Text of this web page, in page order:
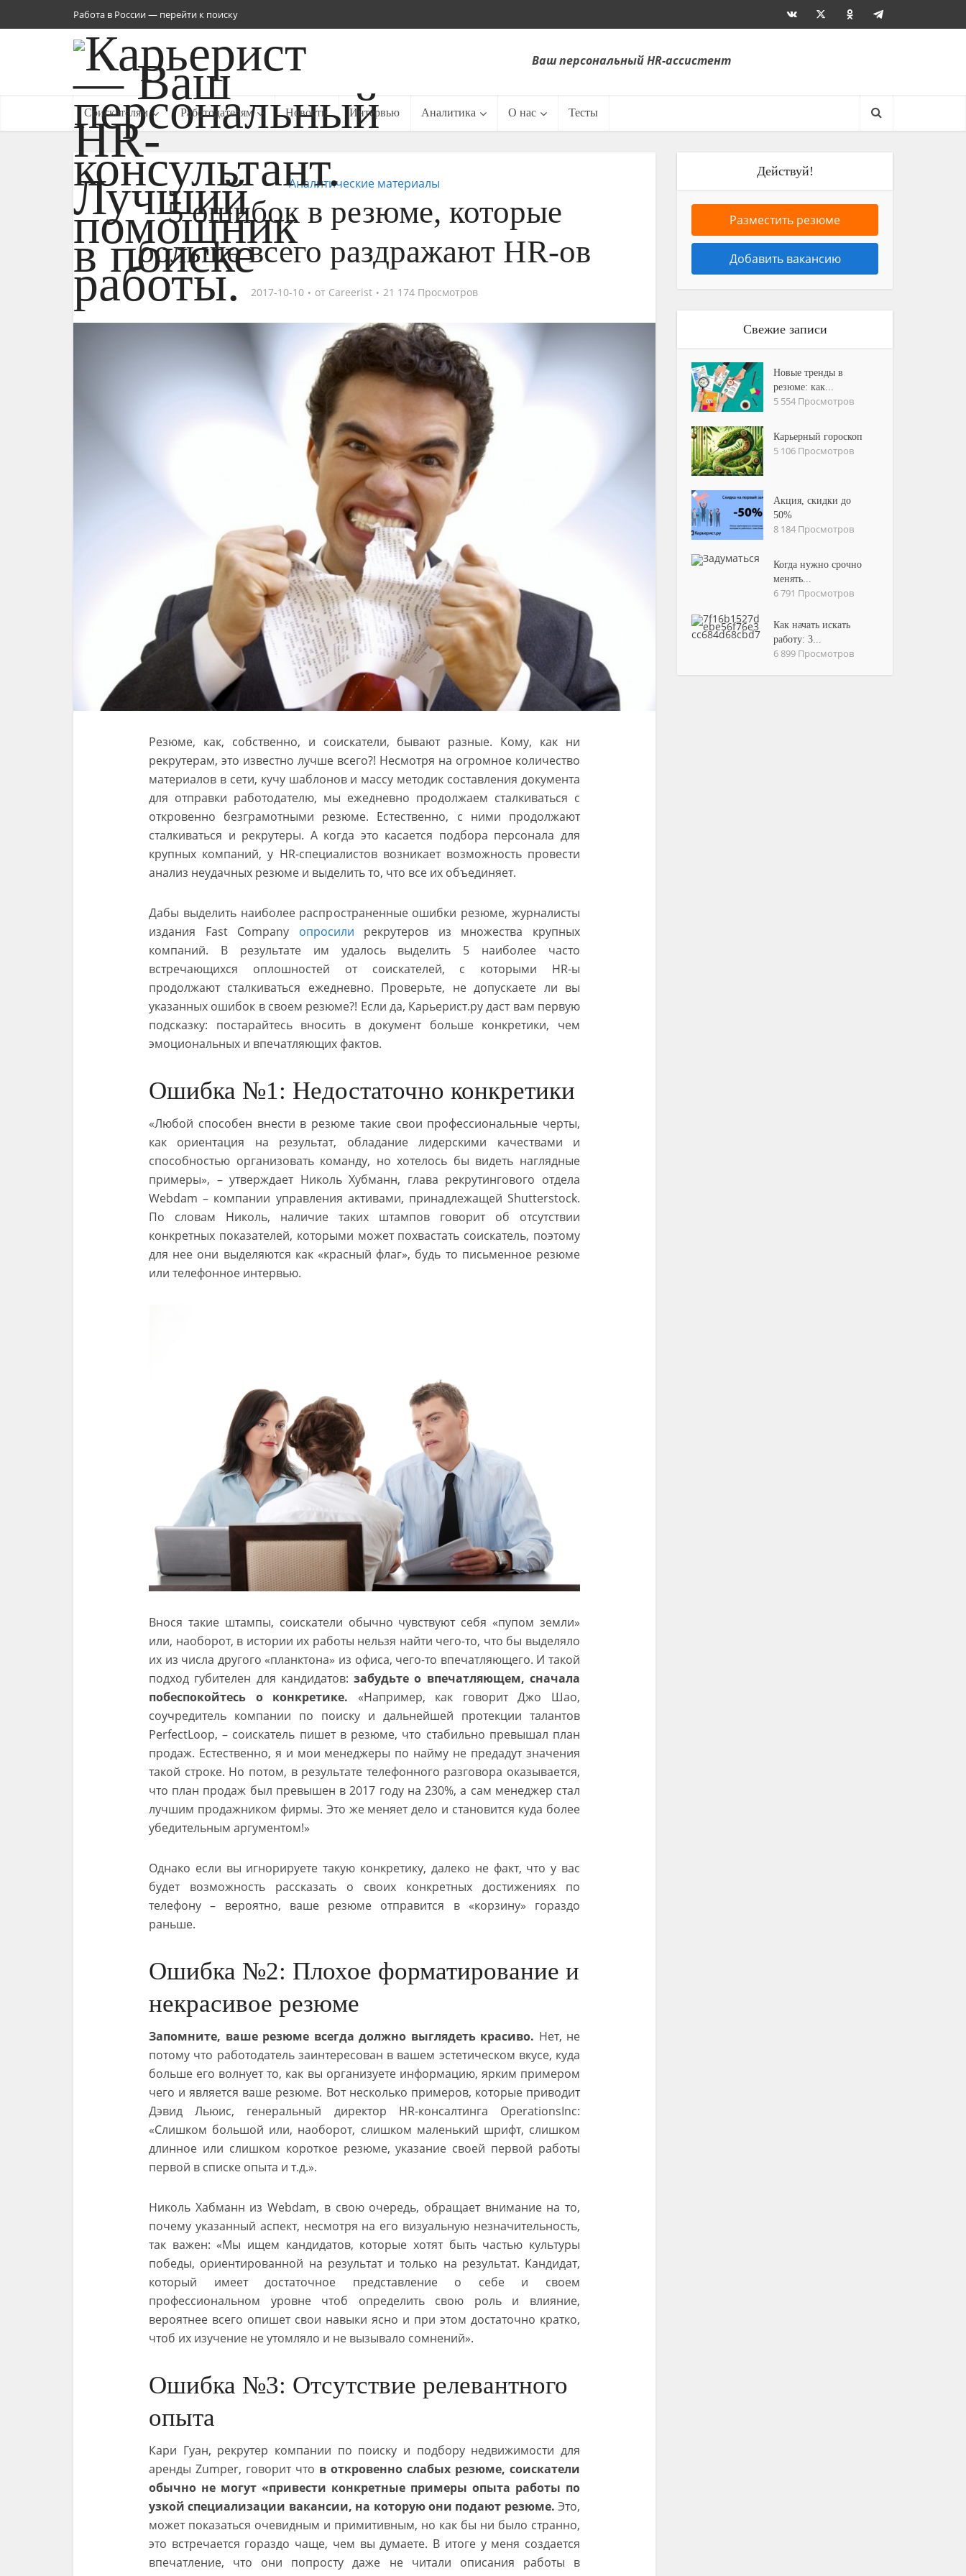
Работа в России — перейти к поиску
Ваш персональный HR-ассистент
Соискателям Работодателям Новости Интервью Аналитика О нас Тесты
Аналитические материалы
5 ошибок в резюме, которые
больше всего раздражают HR-ов
2017-10-10 от Careerist 21 174 Просмотров
Резюме, как, собственно, и соискатели, бывают разные. Кому, как ни
рекрутерам, это известно лучше всего?! Несмотря на огромное количество
материалов в сети, кучу шаблонов и массу методик составления документа
для отправки работодателю, мы ежедневно продолжаем сталкиваться с
откровенно безграмотными резюме. Естественно, с ними продолжают
сталкиваться и рекрутеры. А когда это касается подбора персонала для
крупных компаний, у HR-специалистов возникает возможность провести
анализ неудачных резюме и выделить то, что все их объединяет.
Дабы выделить наиболее распространенные ошибки резюме, журналисты
издания Fast Company опросили рекрутеров из множества крупных
компаний. В результате им удалось выделить 5 наиболее часто
встречающихся оплошностей от соискателей, с которыми HR-ы
продолжают сталкиваться ежедневно. Проверьте, не допускаете ли вы
указанных ошибок в своем резюме?! Если да, Карьерист.ру даст вам первую
подсказку: постарайтесь вносить в документ больше конкретики, чем
эмоциональных и впечатляющих фактов.
Ошибка №1: Недостаточно конкретики
«Любой способен внести в резюме такие свои профессиональные черты,
как ориентация на результат, обладание лидерскими качествами и
способностью организовать команду, но хотелось бы видеть наглядные
примеры», – утверждает Николь Хубманн, глава рекрутингового отдела
Webdam – компании управления активами, принадлежащей Shutterstock.
По словам Николь, наличие таких штампов говорит об отсутствии
конкретных показателей, которыми может похвастать соискатель, поэтому
для нее они выделяются как «красный флаг», будь то письменное резюме
или телефонное интервью.
Внося такие штампы, соискатели обычно чувствуют себя «пупом земли»
или, наоборот, в истории их работы нельзя найти чего-то, что бы выделяло
их из числа другого «планктона» из офиса, чего-то впечатляющего. И такой
подход губителен для кандидатов:забудьте о впечатляющем, сначала
побеспокойтесь о конкретике. «Например, как говорит Джо Шао,
соучредитель компании по поиску и дальнейшей протекции талантов
PerfectLoop, – соискатель пишет в резюме, что стабильно превышал план
продаж. Естественно, я и мои менеджеры по найму не предадут значения
такой строке. Но потом, в результате телефонного разговора оказывается,
что план продаж был превышен в 2017 году на 230%, а сам менеджер стал
лучшим продажником фирмы. Это же меняет дело и становится куда более
убедительным аргументом!»
Однако если вы игнорируете такую конкретику, далеко не факт, что у вас
будет возможность рассказать о своих конкретных достижениях по
телефону – вероятно, ваше резюме отправится в «корзину» гораздо
раньше.
Ошибка №2: Плохое форматирование и
некрасивое резюме
Запомните, ваше резюме всегда должно выглядеть красиво. Нет, не
потому что работодатель заинтересован в вашем эстетическом вкусе, куда
больше его волнует то, как вы организуете информацию, ярким примером
чего и является ваше резюме. Вот несколько примеров, которые приводит
Дэвид Льюис, генеральный директор HR-консалтинга OperationsInc:
«Слишком большой или, наоборот, слишком маленький шрифт, слишком
длинное или слишком короткое резюме, указание своей первой работы
первой в списке опыта и т.д.».
Николь Хабманн из Webdam, в свою очередь, обращает внимание на то,
почему указанный аспект, несмотря на его визуальную незначительность,
так важен: «Мы ищем кандидатов, которые хотят быть частью культуры
победы, ориентированной на результат и только на результат. Кандидат,
который имеет достаточное представление о себе и своем
профессиональном уровне чтоб определить свою роль и влияние,
вероятнее всего опишет свои навыки ясно и при этом достаточно кратко,
чтоб их изучение не утомляло и не вызывало сомнений».
Ошибка №3: Отсутствие релевантного
опыта
Кари Гуан, рекрутер компании по поиску и подбору недвижимости для
аренды Zumper, говорит что в откровенно слабых резюме, соискатели
обычно не могут «привести конкретные примеры опыта работы по
узкой специализации вакансии, на которую они подают резюме. Это,
может показаться очевидным и примитивным, но как бы ни было странно,
это встречается гораздо чаще, чем вы думаете. В итоге у меня создается
впечатление, что они попросту даже не читали описания работы в
Действуй!
Разместить резюме
Добавить вакансию
Свежие записи
Новые тренды в
резюме: как...
5 554 Просмотров
Карьерный гороскоп
5 106 Просмотров
Акция, скидки до
50%
8 184 Просмотров
Когда нужно срочно
менять...
6 791 Просмотров
Как начать искать
работу: 3...
6 899 Просмотров